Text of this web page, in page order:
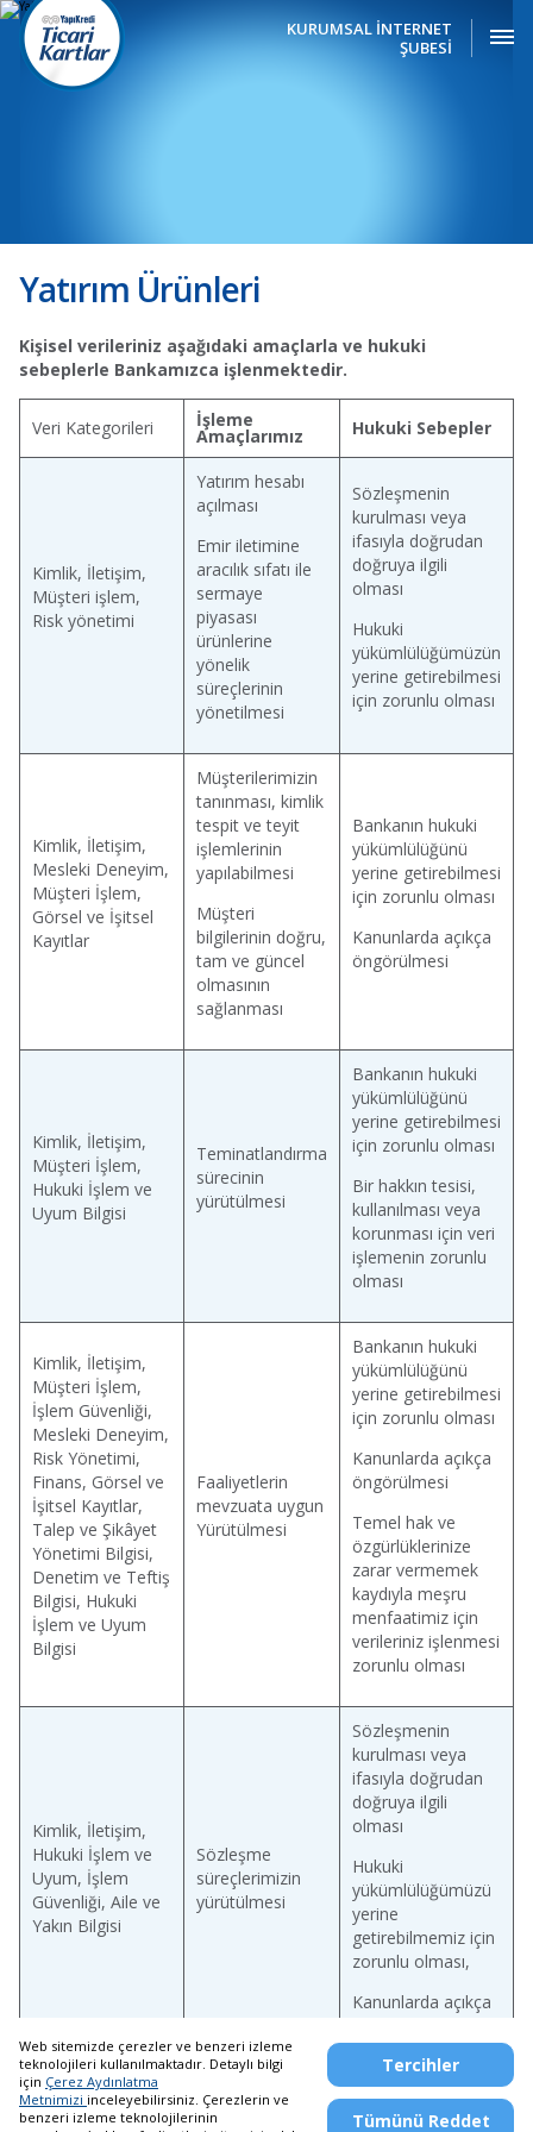
KURUMSAL İNTERNET
ŞUBESİ
Yatırım Ürünleri
Kişisel verileriniz aşağıdaki amaçlarla ve hukuki
sebeplerle Bankamızca işlenmektedir.
Veri Kategorileri İşleme
Amaçlarımız Hukuki Sebepler
Kimlik, İletişim,
Müşteri işlem,
Risk yönetimi
Yatırım hesabı
açılması
Emir iletimine
aracılık sıfatı ile
sermaye
piyasası
ürünlerine
yönelik
süreçlerinin
yönetilmesi
Sözleşmenin
kurulması veya
ifasıyla doğrudan
doğruya ilgili
olması
Hukuki
yükümlülüğümüzün
yerine getirebilmesi
için zorunlu olması
Kimlik, İletişim,
Mesleki Deneyim,
Müşteri İşlem,
Görsel ve İşitsel
Kayıtlar
Müşterilerimizin
tanınması, kimlik
tespit ve teyit
işlemlerinin
yapılabilmesi
Müşteri
bilgilerinin doğru,
tam ve güncel
olmasının
sağlanması
Bankanın hukuki
yükümlülüğünü
yerine getirebilmesi
için zorunlu olması
Kanunlarda açıkça
öngörülmesi
Kimlik, İletişim,
Müşteri İşlem,
Hukuki İşlem ve
Uyum Bilgisi
Teminatlandırma
sürecinin
yürütülmesi
Bankanın hukuki
yükümlülüğünü
yerine getirebilmesi
için zorunlu olması
Bir hakkın tesisi,
kullanılması veya
korunması için veri
işlemenin zorunlu
olması
Kimlik, İletişim,
Müşteri İşlem,
İşlem Güvenliği,
Mesleki Deneyim,
Risk Yönetimi,
Finans, Görsel ve
İşitsel Kayıtlar,
Talep ve Şikâyet
Yönetimi Bilgisi,
Denetim ve Teftiş
Bilgisi, Hukuki
İşlem ve Uyum
Bilgisi
Faaliyetlerin
mevzuata uygun
Yürütülmesi
Bankanın hukuki
yükümlülüğünü
yerine getirebilmesi
için zorunlu olması
Kanunlarda açıkça
öngörülmesi
Temel hak ve
özgürlüklerinize
zarar vermemek
kaydıyla meşru
menfaatimiz için
verileriniz işlenmesi
zorunlu olması
Kimlik, İletişim,
Hukuki İşlem ve
Uyum, İşlem
Güvenliği, Aile ve
Yakın Bilgisi
Sözleşme
süreçlerimizin
yürütülmesi
Sözleşmenin
kurulması veya
ifasıyla doğrudan
doğruya ilgili
olması
Hukuki
yükümlülüğümüzü
yerine
getirebilmemiz için
zorunlu olması,
Kanunlarda açıkça
Web sitemizde çerezler ve benzeri izleme
teknolojileri kullanılmaktadır. Detaylı bilgi
için Çerez Aydınlatma
Metnimizi inceleyebilirsiniz. Çerezlerin ve
benzeri izleme teknolojilerinin
Tercihler
Tümünü Reddet